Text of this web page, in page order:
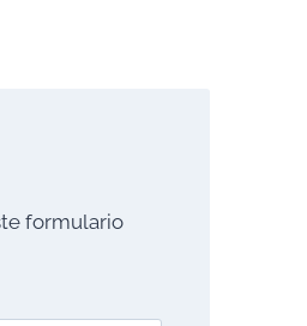
formulario